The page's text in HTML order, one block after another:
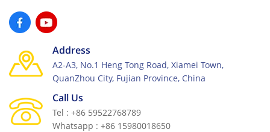
Address
A2-A3, No.1 Heng Tong Road, Xiamei Town,
QuanZhou City, Fujian Province, China
Call Us
Tel : +86 59522768789
Whatsapp : +86 15980018650